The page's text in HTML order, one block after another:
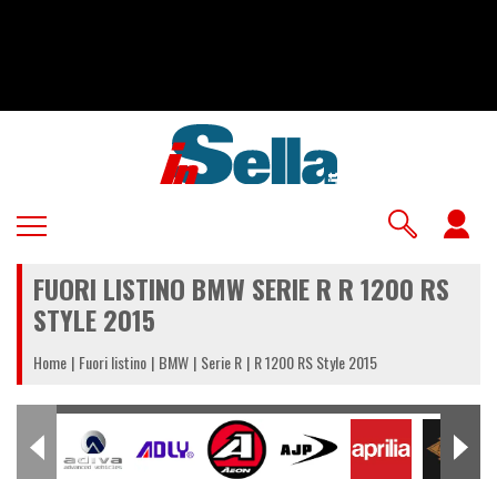
FUORI LISTINO BMW SERIE R R 1200 RS
STYLE 2015
Home Fuori listino BMW Serie R R 1200 RS Style 2015